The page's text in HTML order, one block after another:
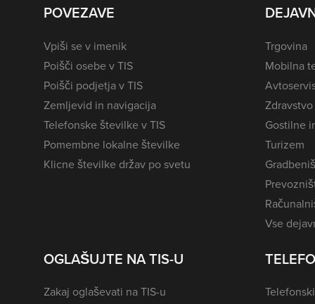
POVEZAVE
Vpiši se v imenik
Poišči osebe v TIS
Poišči podjetja v TIS
Zemljevid in navigacija
Telefonske številke v TIS
Pomembne lokalne številke
Klicne številke držav po svetu
Trgovina
Mobilna
Zdravstvo
Gostilne
Turizem
Vse
OGLAŠUJTE NA TIS-U
Zakaj oglaševati na TIS-u